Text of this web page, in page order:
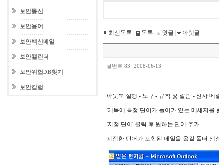
보안통신
보안용어
보안백신메일
보안캘린더
보안위협DB찾기
보안칼럼
최신목록 목록 윗글 아랫글
글번호 83 2008-06-13
아웃룩 실행 - 도구 - 규칙 및 알람 - 전자 메
'제목에 특정 단어가 들어가 있는 메세지를
'지정 단어' 클릭 후 원하는 단어 추가
지정한 단어가 포함된 메일을 옮길 폴더 생